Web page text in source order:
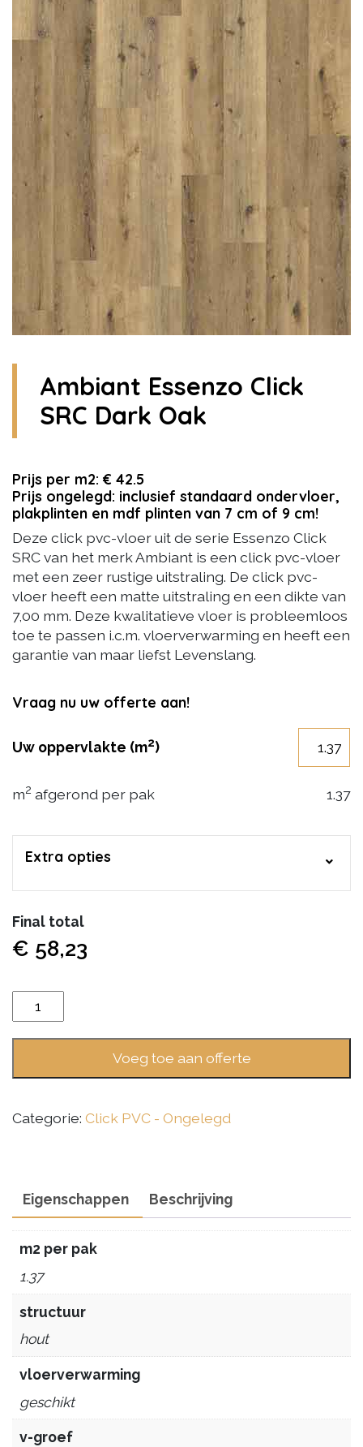
Ambiant Essenzo Click
SRC Dark Oak
Prijs per m2: € 42.5
Prijs ongelegd: inclusief standaard ondervloer,
plakplinten en mdf plinten van 7 cm of 9 cm!
Deze click pvc-vloer uit de serie Essenzo Click
SRC van het merk Ambiant is een click pvc-vloer
met een zeer rustige uitstraling. De click pvc-
vloer heeft een matte uitstraling en een dikte van
7,00 mm. Deze kwalitatieve vloer is probleemloos
toe te passen i.c.m. vloerverwarming en heeft een
garantie van maar liefst Levenslang.
Vraag nu uw offerte aan!
Uw oppervlakte (m2)
m2 afgerond per pak 1.37
Extra opties
Final total
€ 58,23
Ambiant
Essenzo
Click
aantal
Voeg toe aan offerte
Categorie: Click PVC - Ongelegd
Eigenschappen Beschrijving
m2 per pak
1.37
structuur
hout
vloerverwarming
geschikt
v-groef